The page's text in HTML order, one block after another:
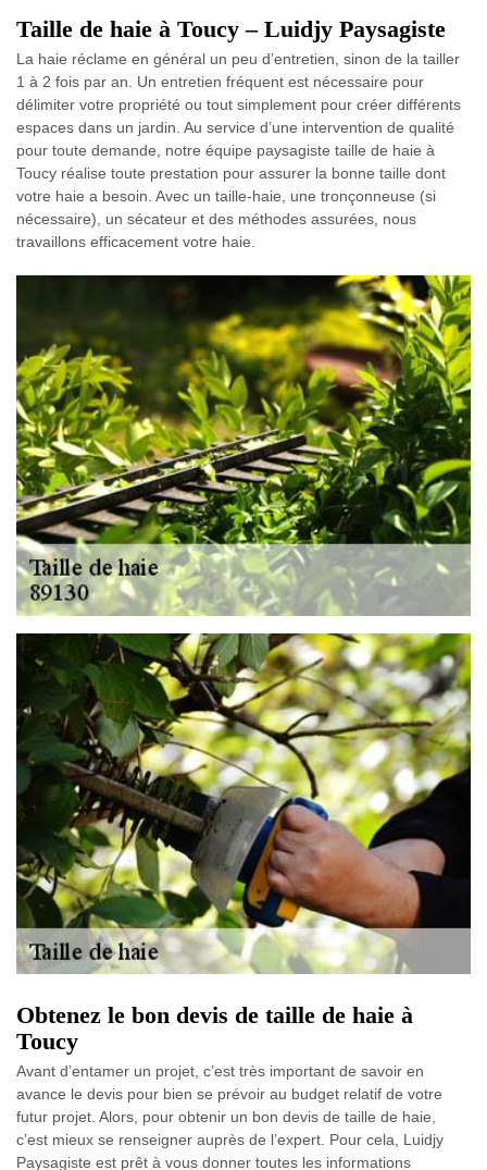
Taille de haie à Toucy – Luidjy Paysagiste
La haie réclame en général un peu d’entretien, sinon de la tailler
1 à 2 fois par an. Un entretien fréquent est nécessaire pour
délimiter votre propriété ou tout simplement pour créer différents
espaces dans un jardin. Au service d’une intervention de qualité
pour toute demande, notre équipe paysagiste taille de haie à
Toucy réalise toute prestation pour assurer la bonne taille dont
votre haie a besoin. Avec un taille-haie, une tronçonneuse (si
nécessaire), un sécateur et des méthodes assurées, nous
travaillons efficacement votre haie.
Obtenez le bon devis de taille de haie à
Toucy
Avant d’entamer un projet, c’est très important de savoir en
avance le devis pour bien se prévoir au budget relatif de votre
futur projet. Alors, pour obtenir un bon devis de taille de haie,
c’est mieux se renseigner auprès de l’expert. Pour cela, Luidjy
Paysagiste est prêt à vous donner toutes les informations